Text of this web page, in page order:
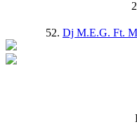
52. Dj M.E.G. Ft.